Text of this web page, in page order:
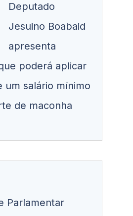
Deputado
Jesuino Boabaid
apresenta
poderá aplicar
um salário mínimo
de maconha
Parlamentar